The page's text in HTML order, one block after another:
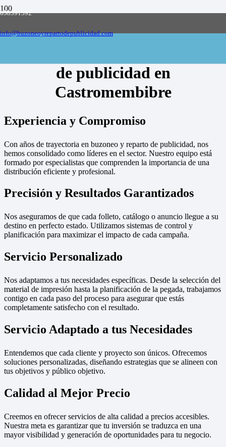
658591592
info@buzoneoyrepartodepublicidad.com
Empresa de buzoneo y reparto de publicidad
de publicidad en
Castromembibre
Experiencia y Compromiso
Con años de trayectoria en buzoneo y reparto de publicidad, nos
hemos consolidado como líderes en el sector. Nuestro equipo está
formado por especialistas que comprenden la importancia de una
distribución eficiente y profesional.
Precisión y Resultados Garantizados
Nos aseguramos de que cada folleto, catálogo o anuncio llegue a su
destino en perfecto estado. Utilizamos sistemas de control y
planificación para maximizar el impacto de cada campaña.
Servicio Personalizado
Nos adaptamos a tus necesidades específicas. Desde la selección del
material de impresión hasta la planificación de la pegada, trabajamos
contigo en cada paso del proceso para asegurar que estás
completamente satisfecho con el resultado.
Servicio Adaptado a tus Necesidades
Entendemos que cada cliente y proyecto son únicos. Ofrecemos
soluciones personalizadas, diseñando estrategias que se alineen con
tus objetivos y público objetivo.
Calidad al Mejor Precio
Creemos en ofrecer servicios de alta calidad a precios accesibles.
Nuestra meta es garantizar que tu inversión se traduzca en una
mayor visibilidad y generación de oportunidades para tu negocio.